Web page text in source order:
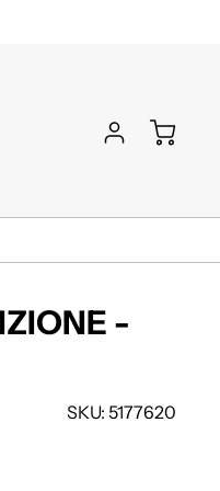
-
SKU: 5177620